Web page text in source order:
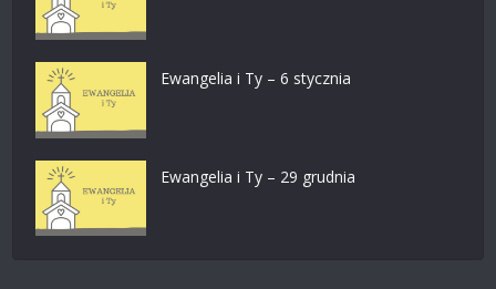
Ewangelia i Ty – 6 stycznia
Ewangelia i Ty – 29 grudnia